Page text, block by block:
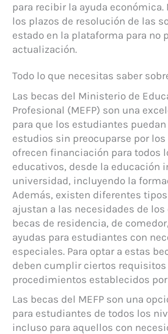
para recibir la ayuda económica.
los plazos de resolución de las
estado en la plataforma para no
actualización.
Todo lo que necesitas saber
Las becas del Ministerio de
Profesional (MEFP) son una
para que los estudiantes
estudios sin preocuparse por los
ofrecen financiación para todos
educativos, desde la educación
universidad, incluyendo la
Además, existen diferentes
ajustan a las necesidades de
becas de residencia, de
ayudas para estudiantes con
especiales. Para optar a estas
deben cumplir ciertos requisitos
procedimientos establecidos por
Las becas del MEFP son una
para estudiantes de todos los
incluso para aquellos con